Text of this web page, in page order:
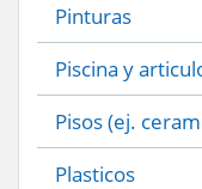
Pinturas
Piscina y
Pisos (ej.
Plasticos